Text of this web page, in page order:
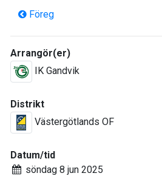
Föreg
Arrangör(er)
IK Gandvik
Distrikt
Västergötlands OF
Datum/tid
söndag 8 jun 2025